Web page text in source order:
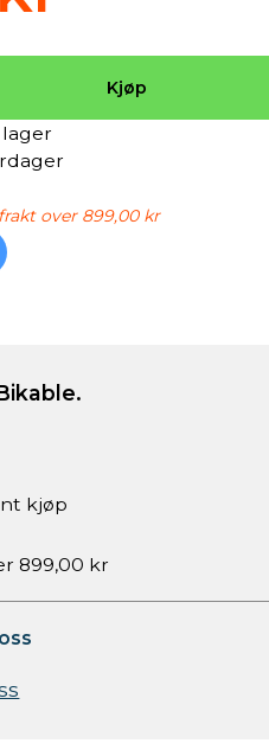
Kjøp
lager
over 899,00 kr
kjøp
899,00 kr